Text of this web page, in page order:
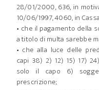
28/01/2000, 636, in
10/06/1997, 4060, in
• che il pagamento della
a titolo di multa sarebbe
• che alla luce delle
capi 38) 2) 12) 15) 17)
solo il capo 6)
prescrizione;